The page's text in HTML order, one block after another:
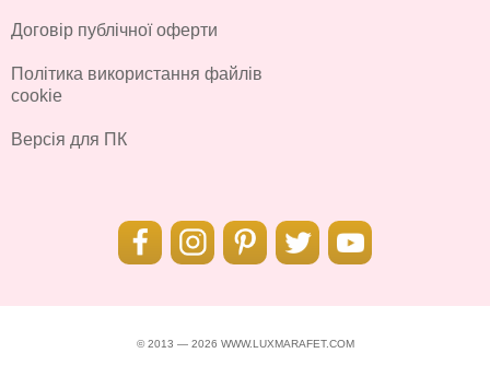
Договір публічної оферти
Політика використання файлів
cookie
Версія для ПК
© 2013 — 2026 WWW.LUXMARAFET.COM